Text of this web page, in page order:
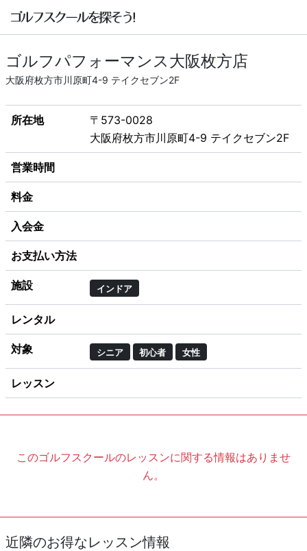
ゴルフパフォーマンス大阪枚方店
大阪府枚方市川原町4-9 テイクセブン2F
所在地
〒573-0028
大阪府枚方市川原町4-9 テイクセブン2F
営業時間
料金
入会金
お支払い方法
施設 インドア
レンタル
対象 シニア 初心者 女性
レッスン
このゴルフスクールのレッスンに関する情報はありませ
ん。
近隣のお得なレッスン情報